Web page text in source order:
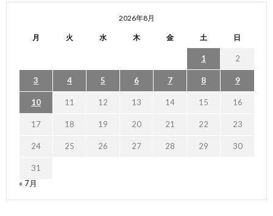
2026年8月
月 火 水 木 金 土 日
1 2
3 4 5 6 7 8 9
10 11 12 13 14 15 16
17 18 19 20 21 22 23
24 25 26 27 28 29 30
31
« 7月